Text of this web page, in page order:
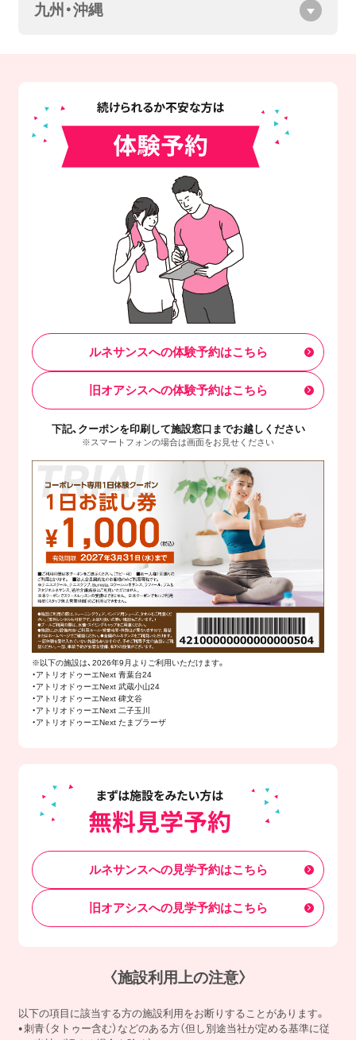
九州・沖縄
ルネサンスへの体験予約はこちら
旧オアシスへの体験予約はこちら
下記、クーポンを印刷して施設窓口までお越しください
※スマートフォンの場合は画面をお見せください
※以下の施設は、2026年9月よりご利用いただけます。
・アトリオドゥーエNext 青葉台24
・アトリオドゥーエNext 武蔵小山24
・アトリオドゥーエNext 碑文谷
・アトリオドゥーエNext 二子玉川
・アトリオドゥーエNext たまプラーザ
ルネサンスへの見学予約はこちら
旧オアシスへの見学予約はこちら
〈施設利用上の注意〉
以下の項目に該当する方の施設利用をお断りすることがあります。
刺青（タトゥー含む）などのある方（但し別途当社が定める基準に従